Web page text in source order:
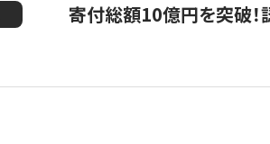
寄付総額10億円を突破